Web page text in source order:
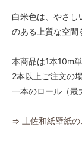
白米色は、やさし
のある上質な空間
本商品は1本10m
2本以上ご注文の
一本のロール（最
⇒ 土佐和紙壁紙の